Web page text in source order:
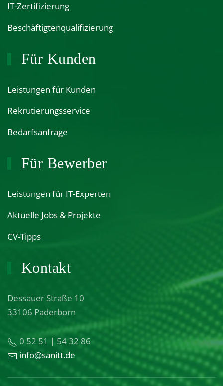
IT-Zertifizierung
Beschäftigtenqualifizierung
Für Kunden
Leistungen für Kunden
Rekrutierungsservice
Bedarfsanfrage
Für Bewerber
Leistungen für IT-Experten
Aktuelle Jobs & Projekte
CV-Tipps
Kontakt
Dessauer Straße 10
33106 Paderborn
0 52 51 | 54 32 86
info@sanitt.de